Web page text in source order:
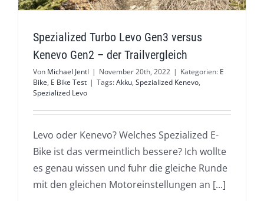
Spezialized Turbo Levo Gen3 versus
Kenevo Gen2 – der Trailvergleich
Von Michael Jentl | November 20th, 2022 | Kategorien: E
Bike, E Bike Test | Tags:Akku, Spezialized Kenevo,
Spezialized Levo
Levo oder Kenevo? Welches Spezialized E-
Bike ist das vermeintlich bessere? Ich wollte
es genau wissen und fuhr die gleiche Runde
mit den gleichen Motoreinstellungen an [...]